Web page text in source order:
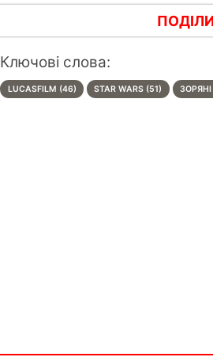
Ключові слова:
LUCASFILM (46) STAR WARS (51)